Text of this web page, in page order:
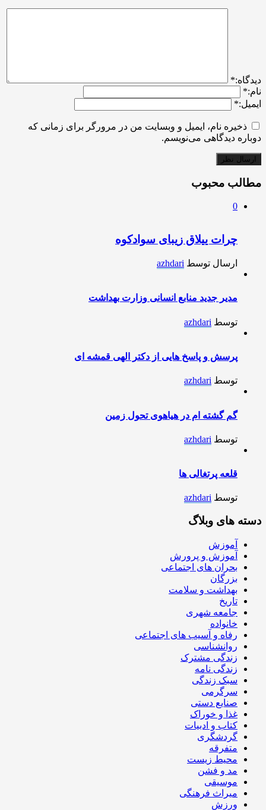
ديدگاه:*
نام:*
ایمیل:*
ذخیره نام، ایمیل و وبسایت من در مرورگر برای زمانی که
دوباره دیدگاهی می‌نویسم.
مطالب محبوب
0
چرات ییلاق زیبای سوادکوه
ارسال توسط azhdari
مدیر جدید منابع انسانی وزارت بهداشت
توسط azhdari
پرسش و پاسخ هایی از دکتر الهی قمشه ای
توسط azhdari
گم گشته ام در هیاهوی تحول زمین
توسط azhdari
قلعه پرتغالی ها
توسط azhdari
دسته های وبلاگ
آموزش
آموزش و پرورش
بحران های اجتماعی
بزرگان
بهداشت و سلامت
تاریخ
جامعه شهری
خانواده
رفاه و آسیب های اجتماعی
روانشناسی
زندگی مشترک
زندگی نامه
سبک زندگی
سرگرمی
صنایع دستی
غذا و خوراک
کتاب و ادبیات
گردشگری
متفرقه
محیط زیست
مد و فشن
موسیقی
میراث فرهنگی
ورزش